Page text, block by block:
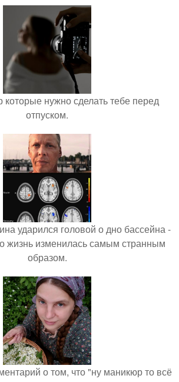
которые нужно сделать тебе перед
отпуском.
ударился головой о дно бассейна -
жизнь изменилась самым странным
образом.
о том, что "ну маникюр то всё